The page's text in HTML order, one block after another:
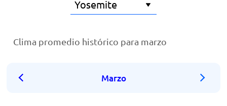
Clima promedio histórico para marzo
Marzo